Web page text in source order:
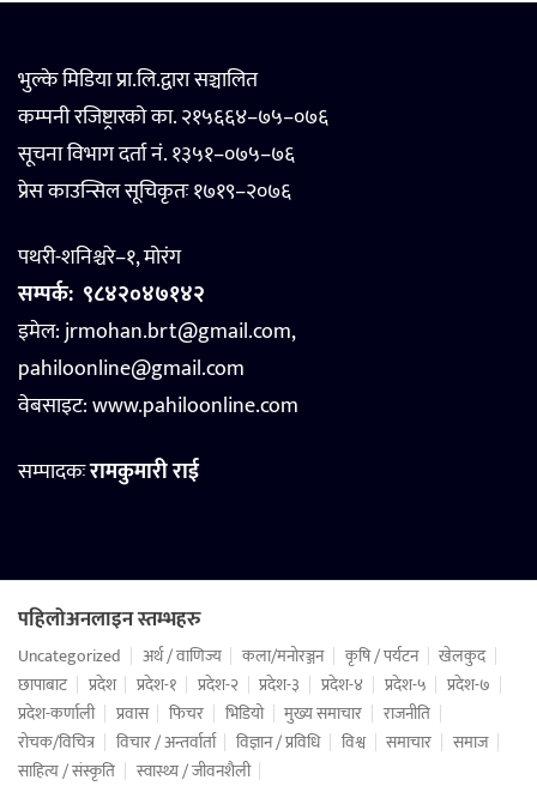
भुल्के मिडिया प्रा.लि.द्वारा सञ्चालित
कम्पनी रजिष्ट्रारको का. २१५६६४–७५–०७६
सूचना विभाग दर्ता नं. १३५१–०७५–७६
प्रेस काउन्सिल सूचिकृतः १७१९–२०७६
पथरी-शनिश्चरे–१, मोरंग
सम्पर्क: ९८४२०४७१४२
इमेल: jrmohan.brt@gmail.com,
pahiloonline@gmail.com
वेबसाइट:www.pahiloonline.com
सम्पादकःरामकुमारी राई
पहिलोअनलाइन स्तम्भहरु
Uncategorized अर्थ / वाणिज्य कला/मनोरञ्जन कृषि / पर्यटन
खेलकुद
छापाबाट
प्रदेश प्रदेश-१ प्रदेश-२ प्रदेश-३ प्रदेश-४ प्रदेश-५
प्रदेश-७
प्रदेश-कर्णाली
प्रवास फिचर भिडियो मुख्य समाचार
राजनीति
रोचक/विचित्र
विचार / अन्तर्वार्ता विज्ञान / प्रविधि विश्व समाचार
समाज
साहित्य / संस्कृति
स्वास्थ्य / जीवनशैली